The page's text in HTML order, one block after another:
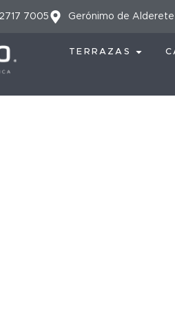
7005 Gerónimo de Alderete
TERRAZAS